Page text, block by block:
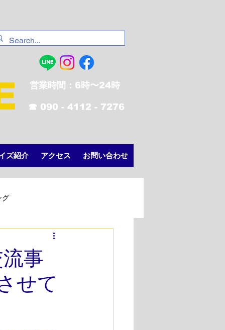
営業時間：6時〜24時
☎︎ 090 - 4112 - 7276
ズ紹介 アクセス お問い合わせ
グ
るトレーニング
事
せて